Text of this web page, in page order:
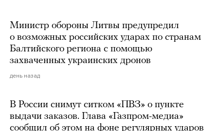
Министр обороны Литвы предупредил
о возможных российских ударах по странам
Балтийского региона с помощью
захваченных украинских дронов
день назад
В России снимут ситком «ПВЗ» о пункте
выдачи заказов. Глава «Газпром-медиа»
сообщил об этом на фоне регулярных ударов